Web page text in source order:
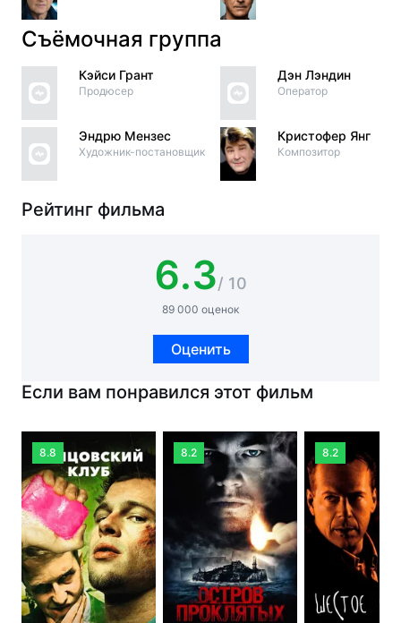
Съёмочная группа
Кэйси Грант
Продюсер
Эндрю Мензес
Художник-постановщик
Дэн Лэндин
Оператор
Кристофер Янг
Композитор
Рейтинг фильма
6.3/ 10
89 000 оценок
Оценить
Если вам понравился этот фильм
8.8 8.2 8.2